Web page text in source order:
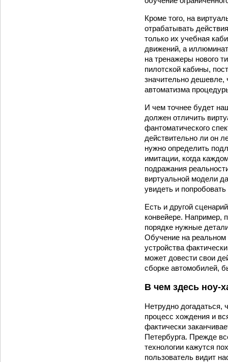
Кроме того, на
отрабатывать
только их учебная
движений, а
на тренажеры нового
пилотской кабины,
значительно дешевле,
автоматизма
И чем точнее будет
должен отличить
фантоматического
действительно ли он
нужно определить
имитации, когда
подражания
виртуальной модели
увидеть и
Есть и другой
конвейере. Например,
порядке нужные
Обучение на реальном
устройства
может довести свои
сборке автомобилей,
В чем здесь ноу-
Нетрудно догадаться,
процесс хождения и
фактически
Петербурга. Прежде
технологии кажутся
пользователь видит